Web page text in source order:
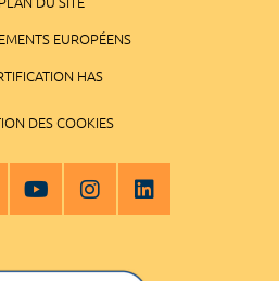
EUROPÉENS
HAS
DES COOKIES